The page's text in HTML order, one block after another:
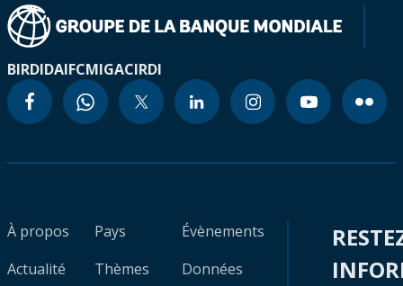
BIRDIDAIFCMIGACIRDI
À propos
Actualité
Pays
Thèmes
Évènements
Données